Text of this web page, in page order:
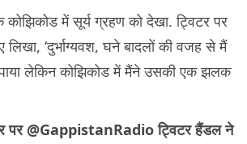
कोझिकोड में सूर्य ग्रहण को देखा. ट्विटर पर
‘दुर्भाग्यवश, घने बादलों की वजह से मैं
लेकिन कोझिकोड में मैंने उसकी एक झलक
पर @GappistanRadio ट्विटर हैंडल ने